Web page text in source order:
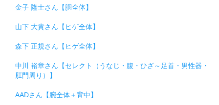
金子 隆士さん【胴全体】
山下 大貴さん【ヒゲ全体】
森下 正規さん【ヒゲ全体】
中川 裕章さん【セレクト（うなじ・腹・ひざ～足首・男性器・
肛門周り）】
AADさん【腕全体＋背中】